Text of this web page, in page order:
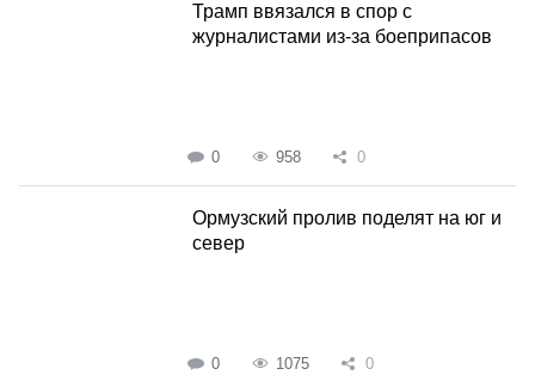
Трамп ввязался в спор с
журналистами из-за боеприпасов
0 958 0
Ормузский пролив поделят на юг и
север
0 1075 0